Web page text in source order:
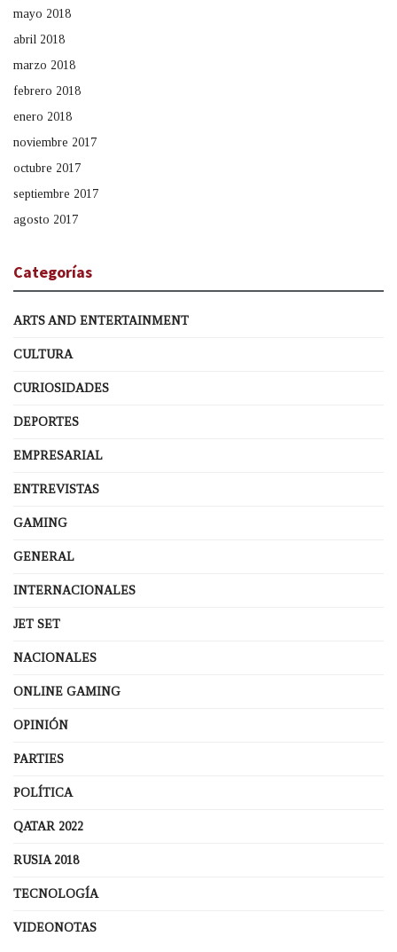
mayo 2018
abril 2018
marzo 2018
febrero 2018
enero 2018
noviembre 2017
octubre 2017
septiembre 2017
agosto 2017
Categorías
ARTS AND ENTERTAINMENT
CULTURA
CURIOSIDADES
DEPORTES
EMPRESARIAL
ENTREVISTAS
GAMING
GENERAL
INTERNACIONALES
JET SET
NACIONALES
ONLINE GAMING
OPINIÓN
PARTIES
POLÍTICA
QATAR 2022
RUSIA 2018
TECNOLOGÍA
VIDEONOTAS